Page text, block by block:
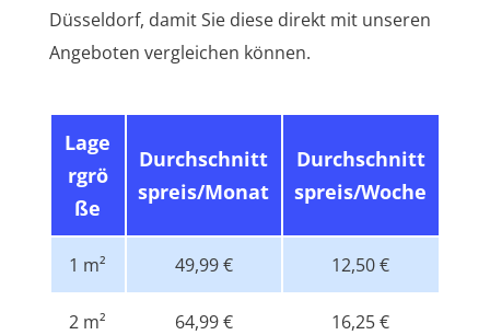
Düsseldorf, damit Sie diese direkt mit unseren
Angeboten vergleichen können.
Lage
rgrö
ße
Durchschnitt
spreis/Monat
Durchschnitt
spreis/Woche
1 m² 49,99 € 12,50 €
2 m² 64,99 € 16,25 €